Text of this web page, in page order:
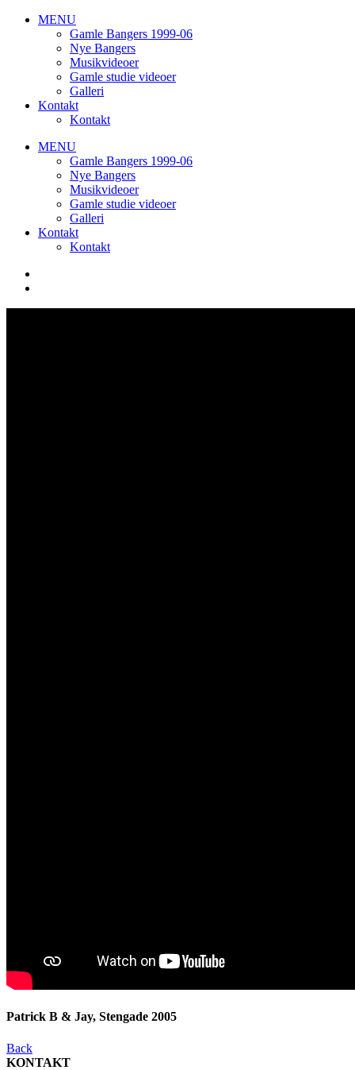
MENU
Gamle Bangers 1999-06
Nye Bangers
Musikvideoer
Gamle studie videoer
Galleri
Kontakt
Kontakt
MENU
Gamle Bangers 1999-06
Nye Bangers
Musikvideoer
Gamle studie videoer
Galleri
Kontakt
Kontakt
Patrick B & Jay, Stengade 2005
Back
KONTAKT